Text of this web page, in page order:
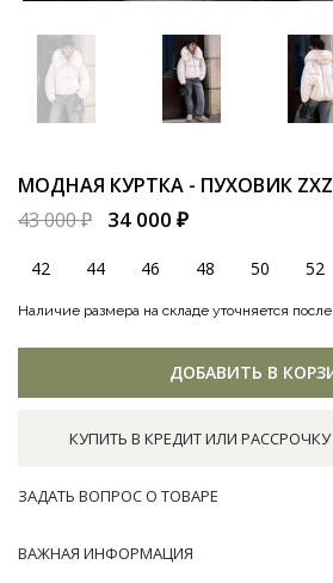
МОДНАЯ КУРТКА - ПУХОВИК
43 000 ₽
34 000 ₽
42 44 46 48 50 52
Наличие размера на складе уточняется
ДОБАВИТЬ В
КУПИТЬ В КРЕДИТ ИЛИ
ЗАДАТЬ ВОПРОС О ТОВАРЕ
ВАЖНАЯ ИНФОРМАЦИЯ